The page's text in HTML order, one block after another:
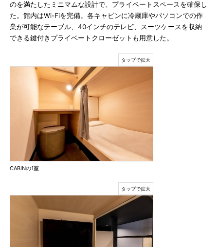
のを満たしたミニマムな設計で、プライベートスペースを確保し
た。館内はWi-Fiを完備。各キャビンに冷蔵庫やパソコンでの作
業が可能なテーブル、40インチのテレビ、スーツケースを収納
できる鍵付きプライベートクローゼットも用意した。
CABINの1室